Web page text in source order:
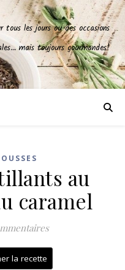
les jours ou des occasions
mais toujours gourmandes!
au
caramel
la recette